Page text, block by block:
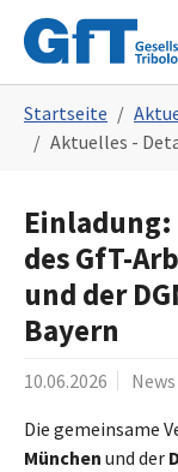
Skip to main
Skip to main content
Skip to page footer
Startseite
Aktuelles -
Einladung:
des GfT-
und der
Bayern
10.06.2026
Die gemeinsame
München und der